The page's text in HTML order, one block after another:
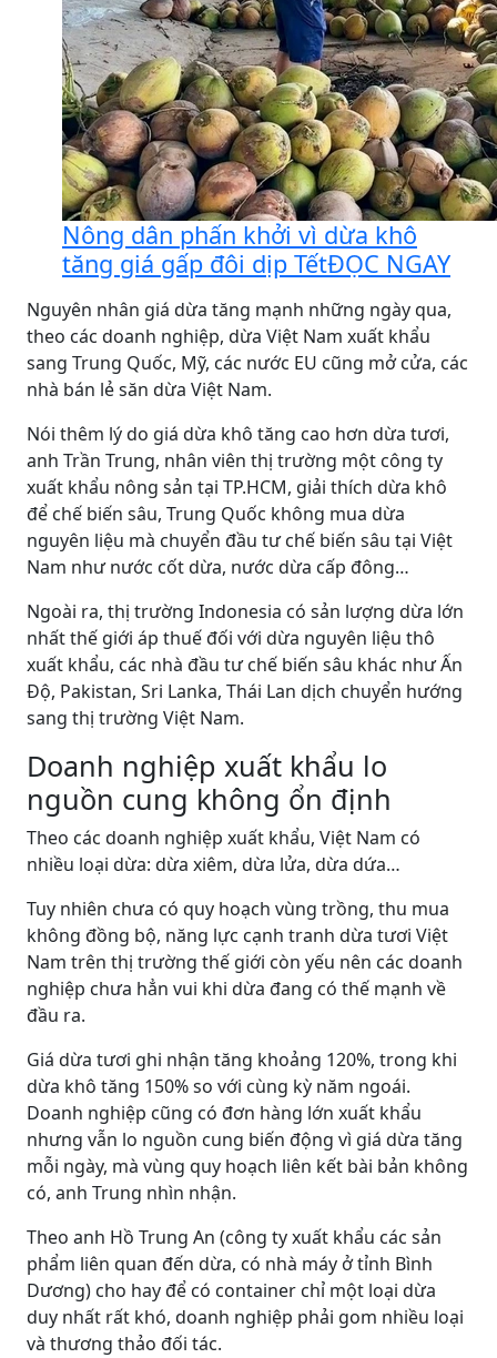
Nông dân phấn khởi vì dừa khô
tăng giá gấp đôi dịp TếtĐỌC NGAY
Nguyên nhân giá dừa tăng mạnh những ngày qua,
theo các doanh nghiệp, dừa Việt Nam xuất khẩu
sang Trung Quốc, Mỹ, các nước EU cũng mở cửa, các
nhà bán lẻ săn dừa Việt Nam.
Nói thêm lý do giá dừa khô tăng cao hơn dừa tươi,
anh Trần Trung, nhân viên thị trường một công ty
xuất khẩu nông sản tại TP.HCM, giải thích dừa khô
để chế biến sâu, Trung Quốc không mua dừa
nguyên liệu mà chuyển đầu tư chế biến sâu tại Việt
Nam như nước cốt dừa, nước dừa cấp đông…
Ngoài ra, thị trường Indonesia có sản lượng dừa lớn
nhất thế giới áp thuế đối với dừa nguyên liệu thô
xuất khẩu, các nhà đầu tư chế biến sâu khác như Ấn
Độ, Pakistan, Sri Lanka, Thái Lan dịch chuyển hướng
sang thị trường Việt Nam.
Doanh nghiệp xuất khẩu lo
nguồn cung không ổn định
Theo các doanh nghiệp xuất khẩu, Việt Nam có
nhiều loại dừa: dừa xiêm, dừa lửa, dừa dứa…
Tuy nhiên chưa có quy hoạch vùng trồng, thu mua
không đồng bộ, năng lực cạnh tranh dừa tươi Việt
Nam trên thị trường thế giới còn yếu nên các doanh
nghiệp chưa hẳn vui khi dừa đang có thế mạnh về
đầu ra.
Giá dừa tươi ghi nhận tăng khoảng 120%, trong khi
dừa khô tăng 150% so với cùng kỳ năm ngoái.
Doanh nghiệp cũng có đơn hàng lớn xuất khẩu
nhưng vẫn lo nguồn cung biến động vì giá dừa tăng
mỗi ngày, mà vùng quy hoạch liên kết bài bản không
có, anh Trung nhìn nhận.
Theo anh Hồ Trung An (công ty xuất khẩu các sản
phẩm liên quan đến dừa, có nhà máy ở tỉnh Bình
Dương) cho hay để có container chỉ một loại dừa
duy nhất rất khó, doanh nghiệp phải gom nhiều loại
và thương thảo đối tác.